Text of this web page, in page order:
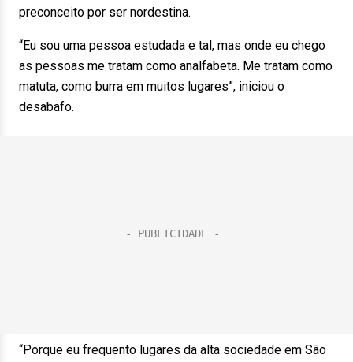
preconceito por ser nordestina.
“Eu sou uma pessoa estudada e tal, mas onde eu chego
as pessoas me tratam como analfabeta. Me tratam como
matuta, como burra em muitos lugares”, iniciou o
desabafo.
“Porque eu frequento lugares da alta sociedade em São